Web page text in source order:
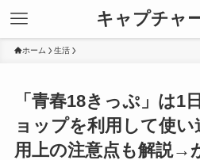
キャプチャ
ホーム 生活
「青春18きっぷ」は1
ョップを利用して使
用上の注意点も解説→